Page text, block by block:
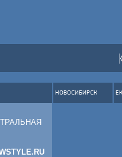
НОВОСИБИРСК